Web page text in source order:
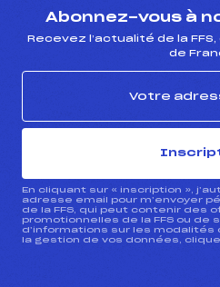
Abonnez-vous à
Recevez l’actualité de la
de
En cliquant sur « inscription »,
adresse email pour m’envoyer
de la FFS, qui peut contenir des
promotionnelles de la FFS ou de
d’informations sur les modalités
la gestion de vos données,